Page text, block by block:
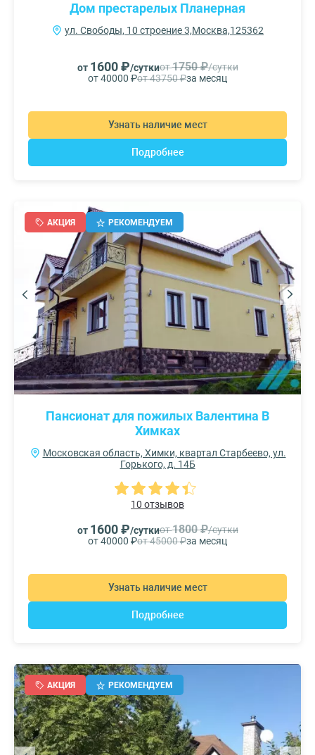
Дом престарелых Планерная
ул. Свободы, 10 строение 3,Москва,125362
от 1600 ₽/суткиот1750 ₽/сутки
от 40000 ₽от 43750 ₽за месяц
Узнать наличие мест
Подробнее
АКЦИЯ РЕКОМЕНДУЕМ
Пансионат для пожилых Валентина В
Химках
Московская область, Химки, квартал Старбеево, ул.
Горького, д. 14Б
10 отзывов
от 1600 ₽/суткиот1800 ₽/сутки
от 40000 ₽от 45000 ₽за месяц
Узнать наличие мест
Подробнее
АКЦИЯ РЕКОМЕНДУЕМ